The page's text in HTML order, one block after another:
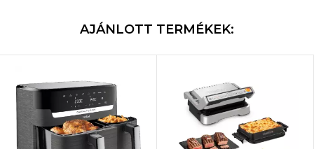
AJÁNLOTT TERMÉKEK: